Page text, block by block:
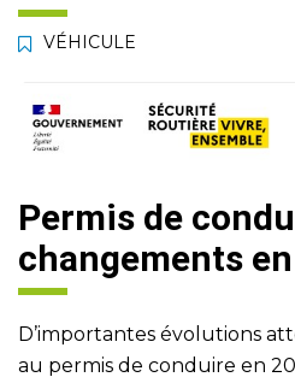
VÉHICULE
Permis de
changements
D’importantes évolutions
au permis de conduire en